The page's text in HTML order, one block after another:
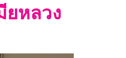
ยหลวง